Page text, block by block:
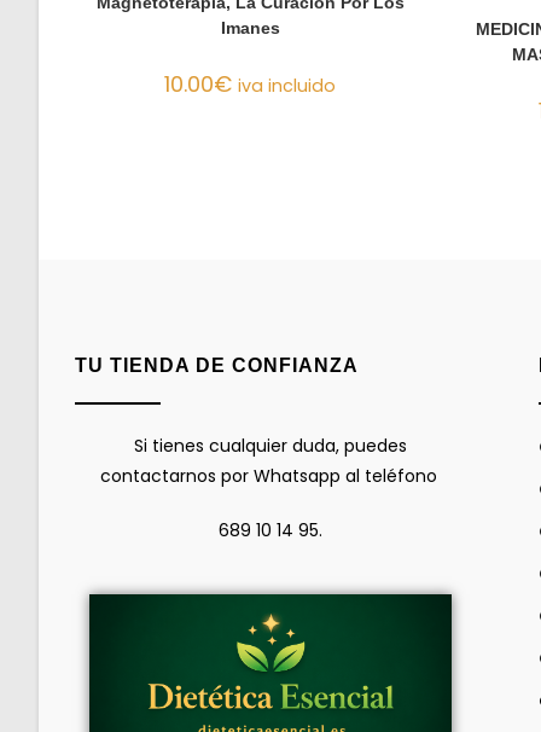
Imanes
10.00€ iva incluido
TU TIENDA DE CONFIANZA
Si tienes cualquier duda, puedes
contactarnos por Whatsapp al teléfono
689 10 14 95.